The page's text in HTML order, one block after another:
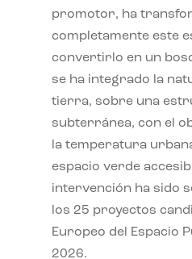
promotor, ha
completamente este
convertirlo en un
se ha integrado la
tierra, sobre una
subterránea, con el
la temperatura
espacio verde
intervención ha sido
los 25 proyectos
Europeo del Espacio
2026.